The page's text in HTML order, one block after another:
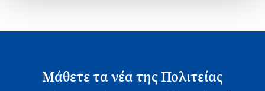
Μάθετε τα νέα της Πολιτείας